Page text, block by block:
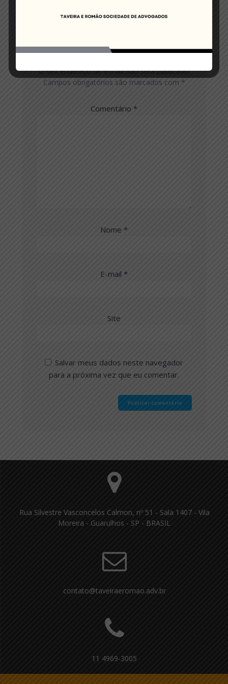
Deixe um comentário
O seu endereço de e-mail não será publicado.
Campos obrigatórios são marcados com *
Comentário *
Nome *
E-mail *
Site
Salvar meus dados neste navegador
para a próxima vez que eu comentar.
Rua Silvestre Vasconcelos Calmon, nº 51 - Sala 1407 - Vila
Moreira - Guarulhos - SP - BRASIL
contato@taveiraeromao.adv.br
11 4969-3005